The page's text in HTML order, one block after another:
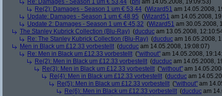
Re: Damages - Season 1 um € 53,44 (phj am 14.05.2008, 19:09:53)
Re(2): Damages - Season 1 um € 53,44 (Wizard51 am 14.05.2008,
Update: Damages - Season 1 um € 48,95 (Wizard51 am 14.05.2008,
Update 2: Damages - Season 1 um € 45,32 (Wizard51 am 30.05.2008,
The Stanley Kubrick Collection (Blu-Ray) (ducduc am 13.05.2008,
Re: The Stanley Kubrick Collection (Blu-Ray) (ducduc am 16.05.2008,
Men in Black um £12.33 vorbestellt (ducduc am 14.05.2008, 19:08:07)
Re: Men in Black um £12.33 vorbestellt ("without" am 14.05.2008,
Re(2): Men in Black um £12.33 vorbestellt (ducduc am 14.05.2008,
Re(3): Men in Black um £12.33 vorbestellt ("without" am
Re(4): Men in Black um £12.33 vorbestellt (ducduc am
Re(5): Men in Black um £12.33 vorbestellt ("without" am
Re(6): Men in Black um £12.33 vorbestellt (ducduc am